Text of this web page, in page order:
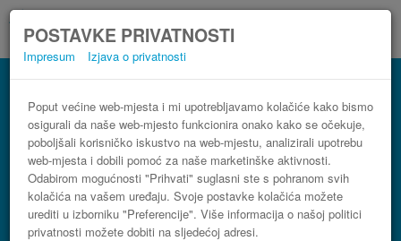
POSTAVKE PRIVATNOSTI
Impresum Izjava o privatnosti
Poput većine web-mjesta i mi upotrebljavamo kolačiće kako bismo
osigurali da naše web-mjesto funkcionira onako kako se očekuje,
poboljšali korisničko iskustvo na web-mjestu, analizirali upotrebu
web-mjesta i dobili pomoć za naše marketinške aktivnosti.
Odabirom mogućnosti "Prihvati" suglasni ste s pohranom svih
kolačića na vašem uređaju. Svoje postavke kolačića možete
urediti u izborniku "Preferencije". Više informacija o našoj politici
privatnosti možete dobiti na sljedećoj adresi.
Autobus Bruxelles Zenica
3 koraka do najpovoljnije autobusne karte